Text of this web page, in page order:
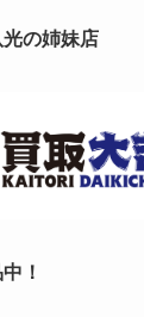
の姉妹店
！